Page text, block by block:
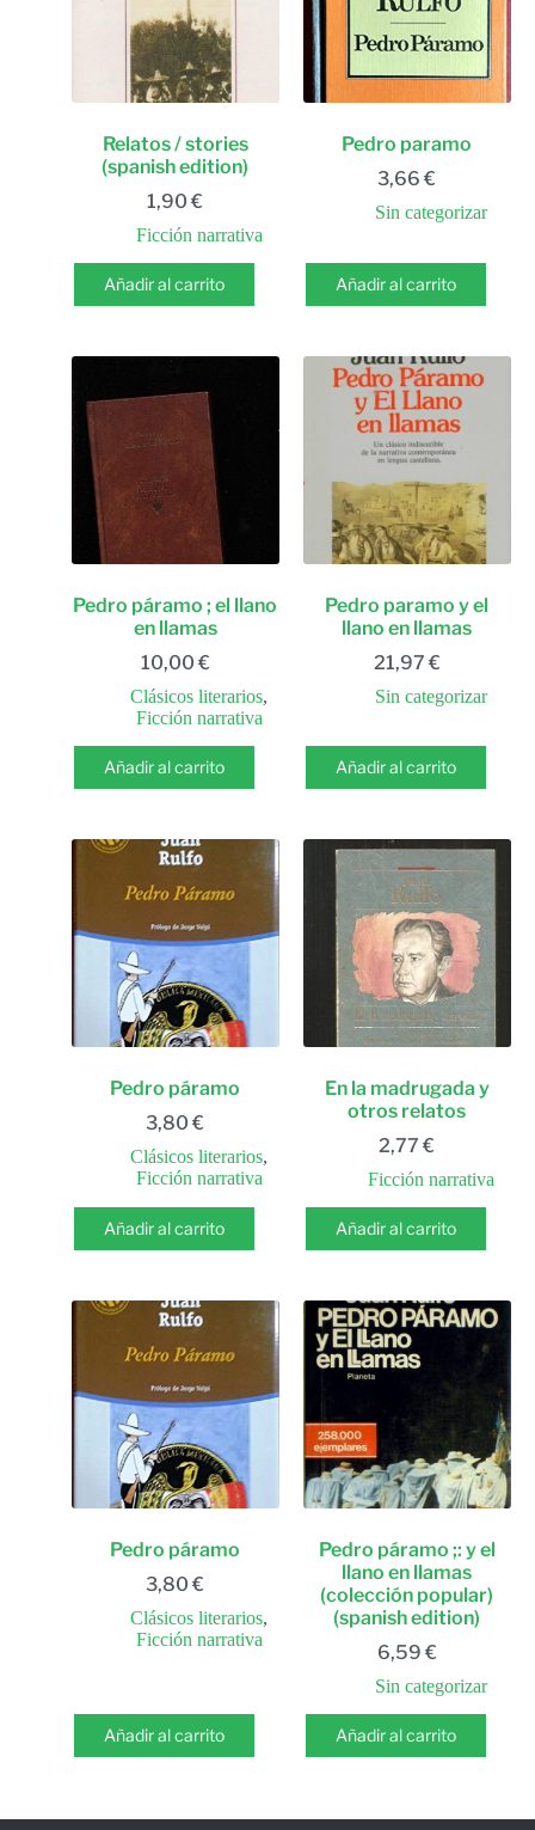
Relatos / stories
(spanish edition)
1,90€
Ficción narrativa
Añadir al carrito
Pedro paramo
3,66€
Sin categorizar
Añadir al carrito
Pedro páramo ; el llano
en llamas
10,00 €
Clásicos literarios,
Ficción narrativa
Añadir al carrito
Pedro paramo y el
llano en llamas
21,97 €
Sin categorizar
Añadir al carrito
Pedro páramo
3,80€
Clásicos literarios,
Ficción narrativa
Añadir al carrito
En la madrugada y
otros relatos
2,77€
Ficción narrativa
Añadir al carrito
Pedro páramo
3,80€
Clásicos literarios,
Ficción narrativa
Añadir al carrito
Pedro páramo ;: y el
llano en llamas
(colección popular)
(spanish edition)
6,59 €
Sin categorizar
Añadir al carrito